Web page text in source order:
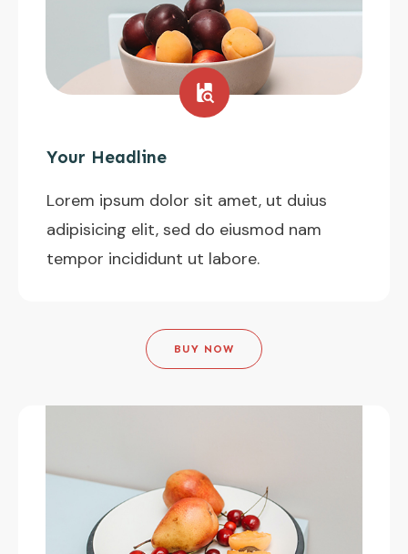
Your Headline
Lorem ipsum dolor sit amet, ut duius
adipisicing elit, sed do eiusmod nam
tempor incididunt ut labore.
BUY NOW